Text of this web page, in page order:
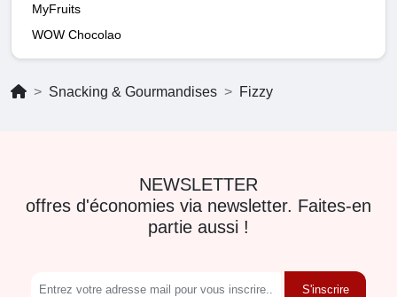
MyFruits
WOW Chocolao
Snacking & Gourmandises Fizzy
NEWSLETTER
offres d'économies via newsletter. Faites-en
partie aussi !
S'inscrire